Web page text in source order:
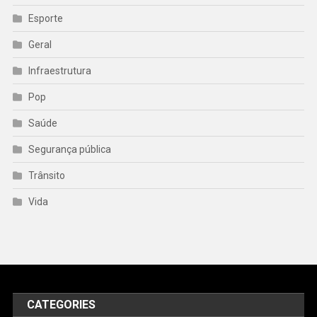
Esporte
Geral
Infraestrutura
Pop
Saúde
Segurança pública
Trânsito
Vida
CATEGORIES